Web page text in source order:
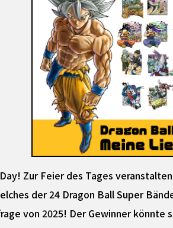
Zur Feier des Tages
der 24 Dragon Ball Super
von 2025! Der Gewinner